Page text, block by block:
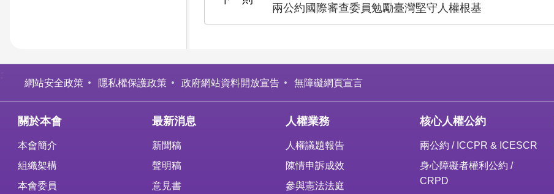
兩公約國際審查委員勉勵臺灣堅守人權根基
網站安全政策 隱私權保護政策 政府網站資料開放宣告 無障礙網頁宣言
關於本會
本會簡介
組織架構
本會委員
最新消息
新聞稿
聲明稿
意見書
人權業務
人權議題報告
陳情申訴成效
參與憲法法庭
核心人權公約
兩公約 / ICCPR & ICESCR
身心障礙者權利公約 /
CRPD